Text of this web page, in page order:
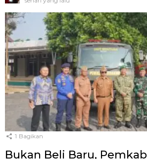
1 Bagikan
Bukan Beli Baru,